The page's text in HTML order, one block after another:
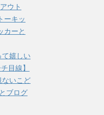
ウト
ーキッ
カーと
て嬉しい
目線】
ないこど
ブログ